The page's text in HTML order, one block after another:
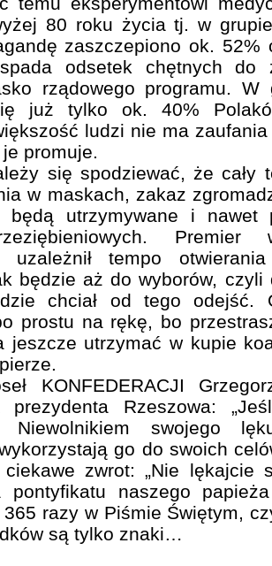
80 roku życia tj. w
zaszczepiono ok. 52%
odsetek chętnych do
rządowego programu.
już tylko ok. 40%
ludzi nie ma zaufania
promuje.
się spodziewać, że cały
w maskach, zakaz
będą utrzymywane i nawet
uzależnił tempo
będzie aż do wyborów,
chciał od tego odejść.
prostu na rękę, bo
jeszcze utrzymać w kupie
KONFEDERACJI
prezydenta Rzeszowa:
Niewolnikiem swojego
go do swoich
zwrot: „Nie lękajcie
pontyfikatu naszego
razy w Piśmie Świętym,
są tylko znaki…